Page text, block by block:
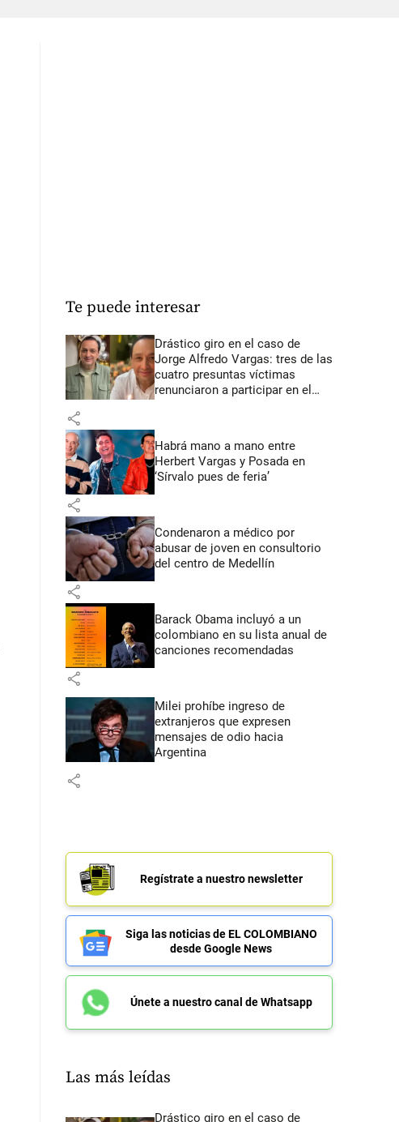
Te puede interesar
Drástico giro en el caso de
Jorge Alfredo Vargas: tres de las
cuatro presuntas víctimas
renunciaron a participar en el
share
Habrá mano a mano entre
Herbert Vargas y Posada en
‘Sírvalo pues de feria’
share
Condenaron a médico por
abusar de joven en consultorio
del centro de Medellín
share
Barack Obama incluyó a un
colombiano en su lista anual de
canciones recomendadas
share
Milei prohíbe ingreso de
extranjeros que expresen
mensajes de odio hacia
Argentina
share
Regístrate a nuestro newsletter
Siga las noticias de EL COLOMBIANO
desde Google News
Únete a nuestro canal de Whatsapp
Las más leídas
Drástico giro en el caso de